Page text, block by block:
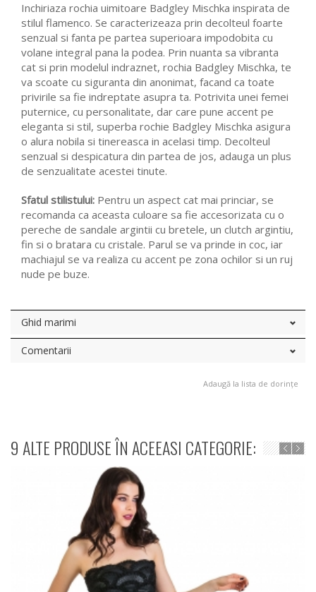
Inchiriaza rochia uimitoare Badgley Mischka inspirata de
stilul flamenco. Se caracterizeaza prin decolteul foarte
senzual si fanta pe partea superioara impodobita cu
volane integral pana la podea. Prin nuanta sa vibranta
cat si prin modelul indraznet, rochia Badgley Mischka, te
va scoate cu siguranta din anonimat, facand ca toate
privirile sa fie indreptate asupra ta. Potrivita unei femei
puternice, cu personalitate, dar care pune accent pe
eleganta si stil, superba rochie Badgley Mischka asigura
o alura nobila si tinereasca in acelasi timp. Decolteul
senzual si despicatura din partea de jos, adauga un plus
de senzualitate acestei tinute.
Sfatul stilistului: Pentru un aspect cat mai princiar, se
recomanda ca aceasta culoare sa fie accesorizata cu o
pereche de sandale argintii cu bretele, un clutch argintiu,
fin si o bratara cu cristale. Parul se va prinde in coc, iar
machiajul se va realiza cu accent pe zona ochilor si un ruj
nude pe buze.
Ghid marimi
Comentarii
Adaugă la lista de dorințe
9 ALTE PRODUSE ÎN ACEEASI CATEGORIE: